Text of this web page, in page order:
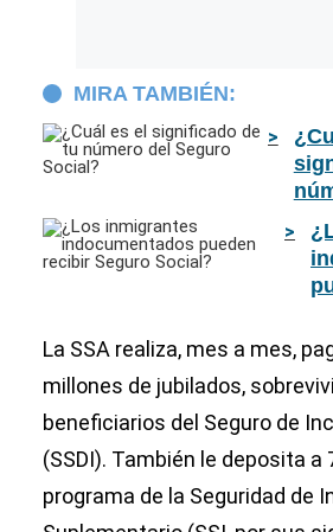
MIRA TAMBIÉN:
La SSA realiza, mes a mes,
millones de jubilados,
beneficiarios del Seguro de
(SSDI). También le deposita a
programa de la Seguridad de